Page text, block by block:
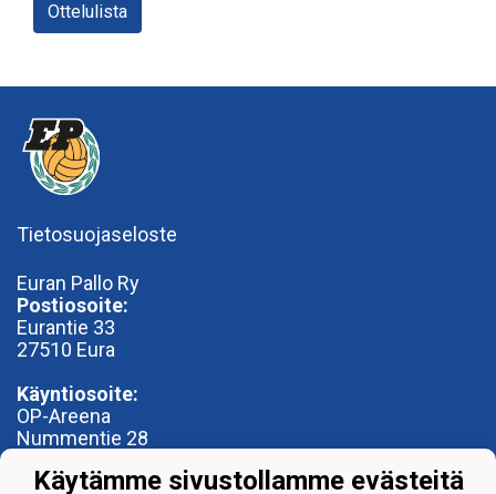
Ottelulista
Tietosuojaseloste
Euran Pallo Ry
Postiosoite:
Eurantie 33
27510 Eura
Käyntiosoite:
OP-Areena
Nummentie 28
toimisto@euranpallo.fi
Käytämme sivustollamme evästeitä